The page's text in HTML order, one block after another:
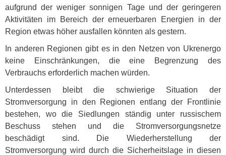
aufgrund der weniger sonnigen Tage und der geringeren
Aktivitäten im Bereich der erneuerbaren Energien in der
Region etwas höher ausfallen könnten als gestern.
In anderen Regionen gibt es in den Netzen von Ukrenergo
keine Einschränkungen, die eine Begrenzung des
Verbrauchs erforderlich machen würden.
Unterdessen bleibt die schwierige Situation der
Stromversorgung in den Regionen entlang der Frontlinie
bestehen, wo die Siedlungen ständig unter russischem
Beschuss stehen und die Stromversorgungsnetze
beschädigt sind. Die Wiederherstellung der
Stromversorgung wird durch die Sicherheitslage in diesen